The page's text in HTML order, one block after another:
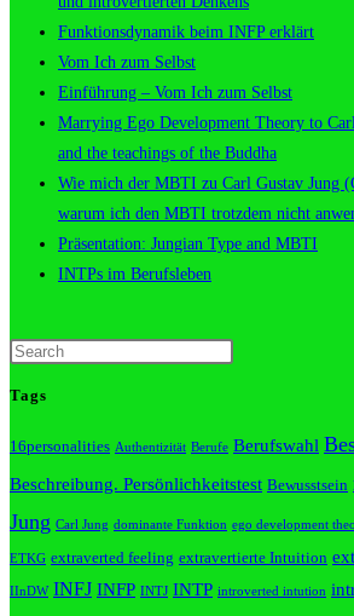
Funktionsdynamik beim INFP erklärt
Vom Ich zum Selbst
Einführung – Vom Ich zum Selbst
Marrying Ego Development Theory to
and the teachings of the Buddha
Wie mich der MBTI zu Carl Gustav Jung
warum ich den MBTI trotzdem nicht
Präsentation: Jungian Type and MBTI
INTPs im Berufsleben
Tags
16personalities Authentizität Berufe Berufswahl
Beschreibung. Persönlichkeitstest Bewusstsein
Jung Carl Jung dominante Funktion ego development
ETKG extraverted feeling extravertierte Intuition
IInDW INFJ INFP INTJ INTP introverted intution